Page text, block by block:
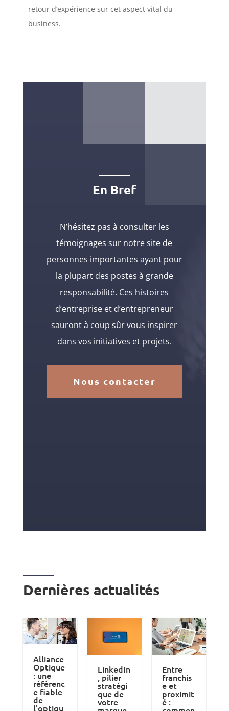
retour d’expérience sur cet aspect vital du
business.
En Bref
N’hésitez pas à consulter les
témoignages sur notre site de
personnes importantes ayant pour
la plupart des postes à grande
responsabilité. Ces histoires
d’entreprise et d’entrepreneur
sauront à coup sûr vous inspirer
dans vos initiatives et projets.
Nous contacter
Dernières actualités
Alliance
Optique
: une
référenc
e fiable
de
l’optiqu
LinkedIn
, pilier
stratégi
que de
votre
Entre
franchis
e et
proximit
é :